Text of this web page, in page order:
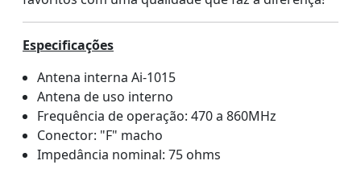
Especificações
Antena interna Ai-1015
Antena de uso interno
Frequência de operação: 470 a 860MHz
Conector: "F" macho
Impedância nominal: 75 ohms